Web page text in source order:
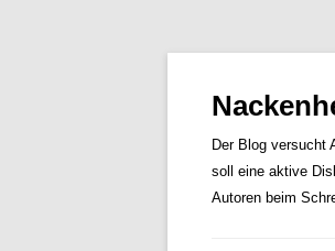
Der Blog versucht
soll eine aktive
Autoren beim